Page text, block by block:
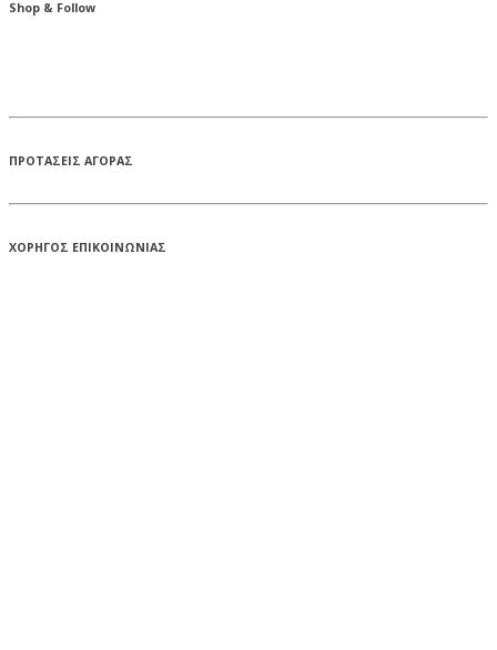
Shop & Follow
ΠΡΟΤΑΣΕΙΣ ΑΓΟΡΑΣ
ΧΟΡΗΓΟΣ ΕΠΙΚΟΙΝΩΝΙΑΣ